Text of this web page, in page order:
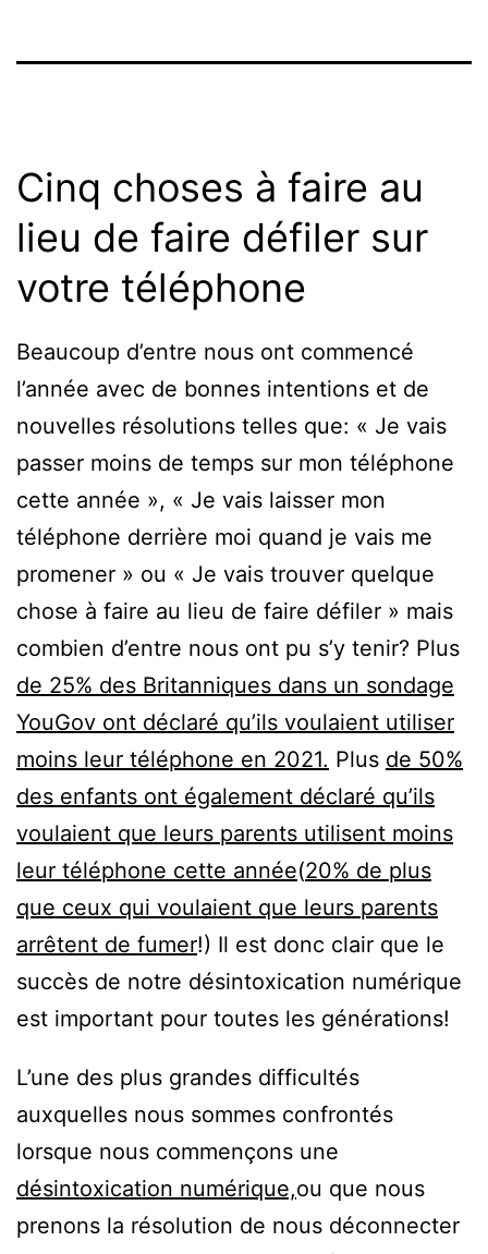
Cinq choses à faire au
lieu de faire défiler sur
votre téléphone
Beaucoup d’entre nous ont commencé
l’année avec de bonnes intentions et de
nouvelles résolutions telles que: « Je vais
passer moins de temps sur mon téléphone
cette année », « Je vais laisser mon
téléphone derrière moi quand je vais me
promener » ou « Je vais trouver quelque
chose à faire au lieu de faire défiler » mais
combien d’entre nous ont pu s’y tenir? Plus
de 25% des Britanniques dans un sondage
YouGov ont déclaré qu’ils voulaient utiliser
moins leur téléphone en 2021. Plus de 50%
des enfants ont également déclaré qu’ils
voulaient que leurs parents utilisent moins
leur téléphone cette année(20% de plus
que ceux qui voulaient que leurs parents
arrêtent de fumer!) Il est donc clair que le
succès de notre désintoxication numérique
est important pour toutes les générations!
L’une des plus grandes difficultés
auxquelles nous sommes confrontés
lorsque nous commençons une
désintoxication numérique,ou que nous
prenons la résolution de nous déconnecter